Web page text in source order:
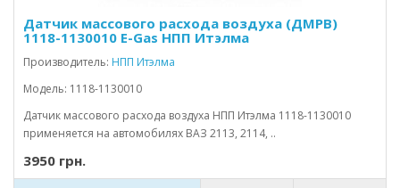
Датчик массового расхода воздуха (ДМРВ)
1118-1130010 E-Gas НПП Итэлма
Производитель: НПП Итэлма
Модель: 1118-1130010
Датчик массового расхода воздуха НПП Итэлма 1118-1130010
применяется на автомобилях ВАЗ 2113, 2114, ..
3950 грн.